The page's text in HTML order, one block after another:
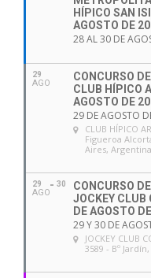
HÍPICO SAN
AGOSTO DE
28 AL 30 DE
29
AGO
CONCURSO
CLUB HÍPICO
AGOSTO DE
29 DE AGOSTO
CLUB HÍPICO
Figueroa
Aires, Argentina
29
AGO
30
CONCURSO
JOCKEY CLUB
DE AGOSTO
29 Y 30 DE
JOCKEY CLUB
3589 - Bº